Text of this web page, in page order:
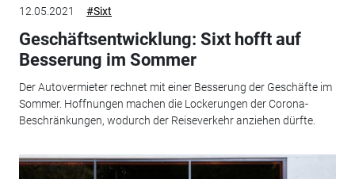
12.05.2021 #Sixt
Geschäftsentwicklung: Sixt hofft auf
Besserung im Sommer
Der Autovermieter rechnet mit einer Besserung der Geschäfte im
Sommer. Hoffnungen machen die Lockerungen der Corona-
Beschränkungen, wodurch der Reiseverkehr anziehen dürfte.